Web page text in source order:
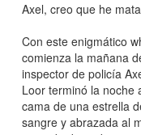
Axel, creo que he
Con este enigmático
comienza la mañana
inspector de policía
Loor terminó la noche
cama de una estrella
sangre y abrazada al